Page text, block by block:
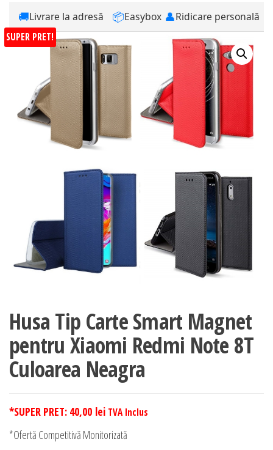
🚚Livrare la adresă 📦Easybox 👤Ridicare personală
SUPER PRET!
Husa Tip Carte Smart Magnet
pentru Xiaomi Redmi Note 8T
Culoarea Neagra
*SUPER PRET: 40,00 lei TVA Inclus
*Ofertă Competitivă Monitorizată